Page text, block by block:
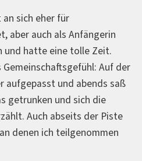
sich eher für
aber auch als Anfängerin
und hatte eine tolle Zeit.
Auf der
aufgepasst und abends saß
getrunken und sich die
Auch abseits der Piste
denen ich teilgenommen